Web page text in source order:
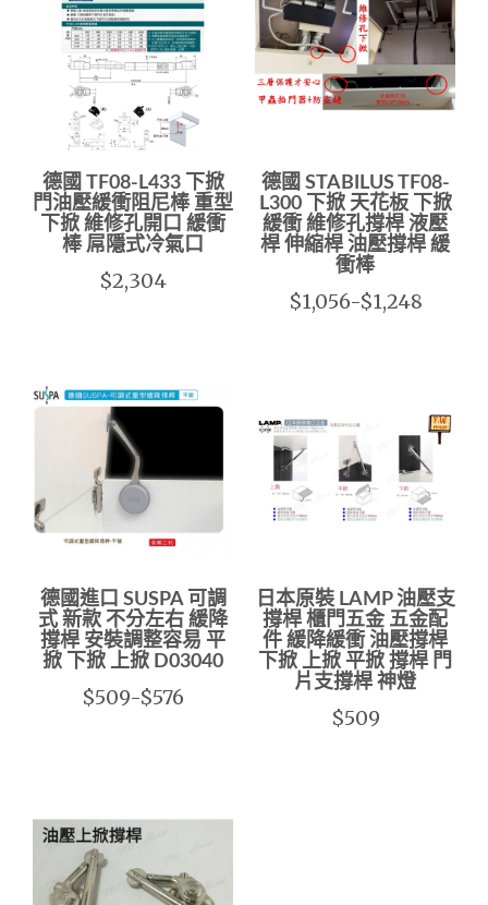
德國 TF08-L433 下掀
門油壓緩衝阻尼棒 重型
下掀 維修孔開口 緩衝
棒 屌隱式冷氣口
$2,304
德國 STABILUS TF08-
L300 下掀 天花板 下掀
緩衝 維修孔撐桿 液壓
桿 伸縮桿 油壓撐桿 緩
衝棒
$1,056-$1,248
德國進口 SUSPA 可調
式 新款 不分左右 緩降
撐桿 安裝調整容易 平
掀 下掀 上掀 D03040
$509-$576
日本原裝 LAMP 油壓支
撐桿 櫃門五金 五金配
件 緩降緩衝 油壓撐桿
下掀 上掀 平掀 撐桿 門
片支撐桿 神燈
$509